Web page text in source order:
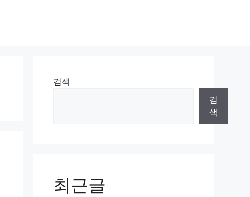
검색
검
색
최근글